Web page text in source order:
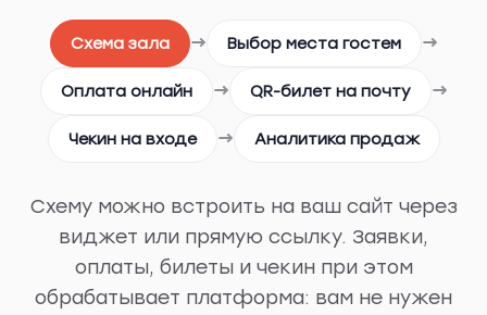
Схема зала → Выбор места гостем →
Оплата онлайн → QR-билет на почту →
Чекин на входе → Аналитика продаж
Схему можно встроить на ваш сайт через
виджет или прямую ссылку. Заявки,
оплаты, билеты и чекин при этом
обрабатывает платформа: вам не нужен